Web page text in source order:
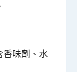
香味劑、水